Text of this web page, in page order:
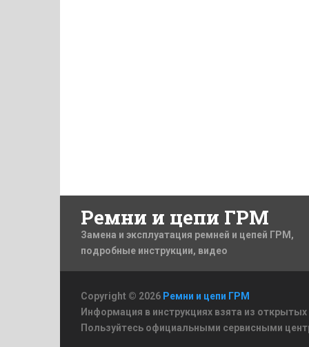
Ремни и цепи ГРМ
Замена и эксплуатация ремней и цепей ГРМ,
подробные инструкции, видео
Copyright © 2026 Ремни и цепи ГРМ
Информация в инструкциях взята из
Пользуйтесь официальными сервисными